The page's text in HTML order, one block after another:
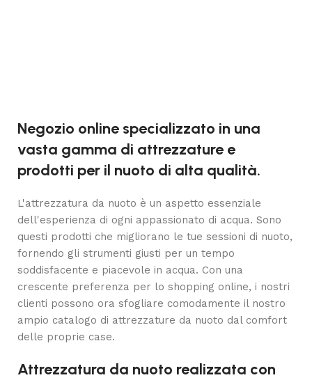
Negozio online specializzato in una
vasta gamma di attrezzature e
prodotti per il nuoto di alta qualità.
L'attrezzatura da nuoto è un aspetto essenziale
dell'esperienza di ogni appassionato di acqua. Sono
questi prodotti che migliorano le tue sessioni di nuoto,
fornendo gli strumenti giusti per un tempo
soddisfacente e piacevole in acqua. Con una
crescente preferenza per lo shopping online, i nostri
clienti possono ora sfogliare comodamente il nostro
ampio catalogo di attrezzature da nuoto dal comfort
delle proprie case.
Attrezzatura da nuoto realizzata con